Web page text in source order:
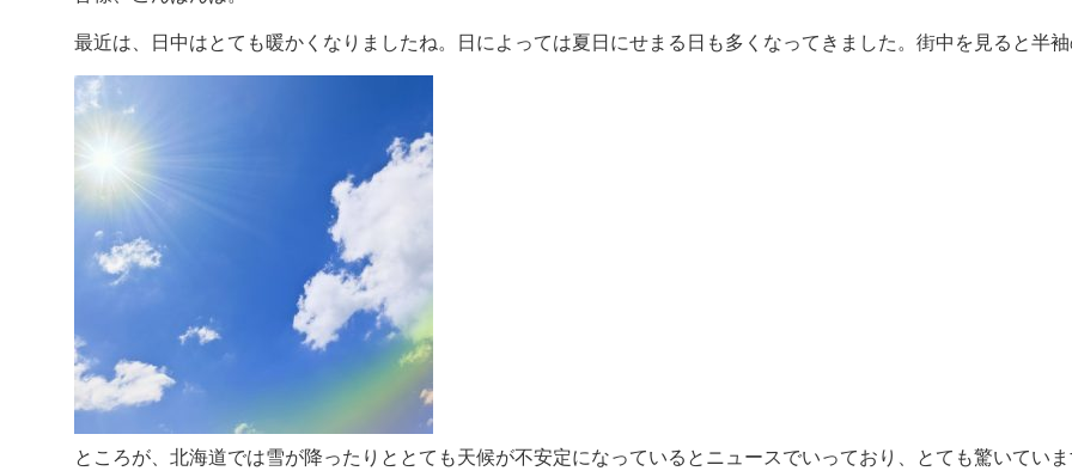
最近は、日中はとても暖かくなりましたね。日によっては夏日にせまる日も多くなってきました。街中を見ると半
ところが、北海道では雪が降ったりととても天候が不安定になっているとニュースでいっており、とても驚いてい